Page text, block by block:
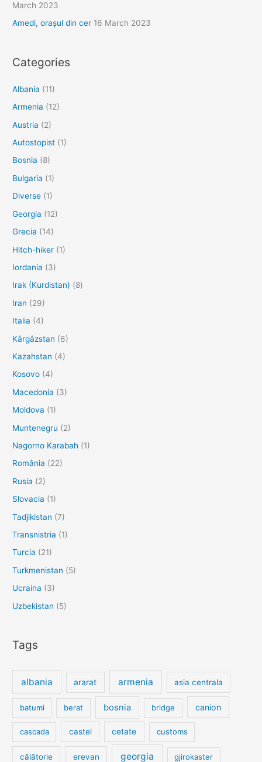
March 2023
Amedi, orașul din cer 16 March 2023
Categories
Albania (11)
Armenia (12)
Austria (2)
Autostopist (1)
Bosnia (8)
Bulgaria (1)
Diverse (1)
Georgia (12)
Grecia (14)
Hitch-hiker (1)
Iordania (3)
Irak (Kurdistan) (8)
Iran (29)
Italia (4)
Kârgâzstan (6)
Kazahstan (4)
Kosovo (4)
Macedonia (3)
Moldova (1)
Muntenegru (2)
Nagorno Karabah (1)
România (22)
Rusia (2)
Slovacia (1)
Tadjikistan (7)
Transnistria (1)
Turcia (21)
Turkmenistan (5)
Ucraina (3)
Uzbekistan (5)
Tags
albania ararat armenia asia centrala
batumi berat bosnia bridge canion
cascada castel cetate customs
călătorie erevan georgia gjirokaster